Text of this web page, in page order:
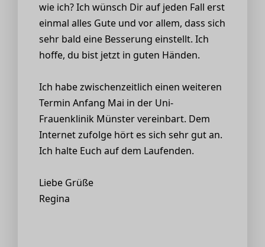
wie ich? Ich wünsch Dir auf jeden Fall erst
einmal alles Gute und vor allem, dass sich
sehr bald eine Besserung einstellt. Ich
hoffe, du bist jetzt in guten Händen.
Ich habe zwischenzeitlich einen weiteren
Termin Anfang Mai in der Uni-
Frauenklinik Münster vereinbart. Dem
Internet zufolge hört es sich sehr gut an.
Ich halte Euch auf dem Laufenden.
Liebe Grüße
Regina